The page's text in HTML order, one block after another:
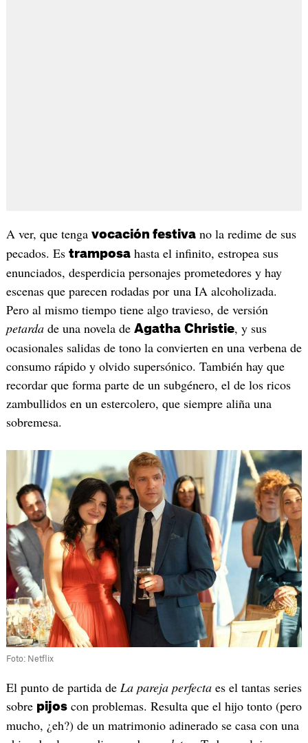
A ver, que tenga vocación festivano la redime de sus
pecados. Es tramposahasta el infinito, estropea sus
enunciados, desperdicia personajes prometedores y hay
escenas que parecen rodadas por una IA alcoholizada.
Pero al mismo tiempo tiene algo travieso, de versión
petardade una novela de Agatha Christie, y sus
ocasionales salidas de tono la convierten en una verbena de
consumo rápido y olvido supersónico. También hay que
recordar que forma parte de un subgénero, el de los ricos
zambullidos en un estercolero, que siempre aliña una
sobremesa.
Foto: Netflix
El punto de partida de La pareja perfectaes el tantas series
sobre pijoscon problemas. Resulta que el hijo tonto (pero
mucho, ¿eh?) de un matrimonio adinerado se casa con una